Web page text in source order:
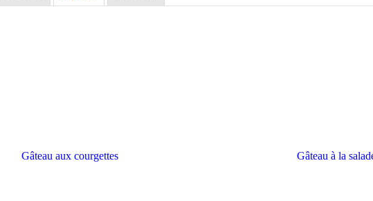
Gâteau aux courgettes Gâteau à la